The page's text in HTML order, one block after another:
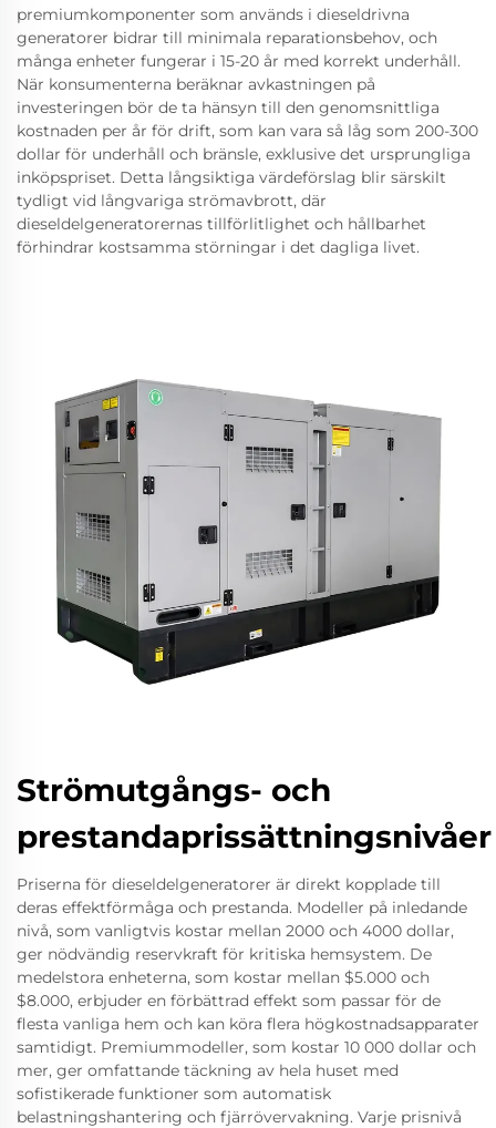
premiumkomponenter som används i dieseldrivna
generatorer bidrar till minimala reparationsbehov, och
många enheter fungerar i 15-20 år med korrekt underhåll.
När konsumenterna beräknar avkastningen på
investeringen bör de ta hänsyn till den genomsnittliga
kostnaden per år för drift, som kan vara så låg som 200-300
dollar för underhåll och bränsle, exklusive det ursprungliga
inköpspriset. Detta långsiktiga värdeförslag blir särskilt
tydligt vid långvariga strömavbrott, där
dieseldelgeneratorernas tillförlitlighet och hållbarhet
förhindrar kostsamma störningar i det dagliga livet.
Strömutgångs- och
prestandaprissättningsnivåer
Priserna för dieseldelgeneratorer är direkt kopplade till
deras effektförmåga och prestanda. Modeller på inledande
nivå, som vanligtvis kostar mellan 2000 och 4000 dollar,
ger nödvändig reservkraft för kritiska hemsystem. De
medelstora enheterna, som kostar mellan $5.000 och
$8.000, erbjuder en förbättrad effekt som passar för de
flesta vanliga hem och kan köra flera högkostnadsapparater
samtidigt. Premiummodeller, som kostar 10 000 dollar och
mer, ger omfattande täckning av hela huset med
sofistikerade funktioner som automatisk
belastningshantering och fjärrövervakning. Varje prisnivå